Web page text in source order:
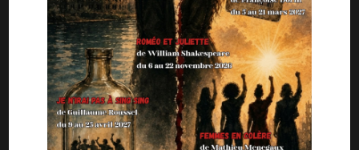
Carole PEETERS)
par la Compagnie des Sources (Péruwelz)
Mise en scène : Philippe DANVIN
Avec Faicel AZAOUZI, Nancy DUCHATEL,
Aurélie LENFANT et René PITOT